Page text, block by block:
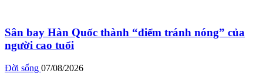
Sân bay Hàn Quốc thành “điểm tránh nóng” của
người cao tuổi
Đời sống 07/08/2026